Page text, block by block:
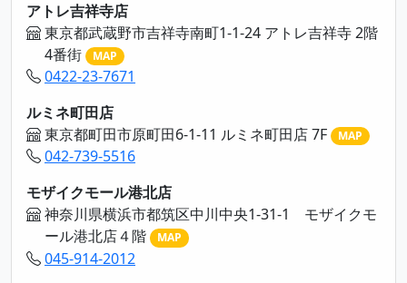
アトレ吉祥寺店
東京都武蔵野市吉祥寺南町1-1-24 アトレ吉祥寺 2階
4番街
MAP
0422-23-7671
ルミネ町田店
東京都町田市原町田6-1-11 ルミネ町田店 7F
MAP
042-739-5516
モザイクモール港北店
神奈川県横浜市都筑区中川中央1-31-1 モザイクモ
ール港北店４階
MAP
045-914-2012